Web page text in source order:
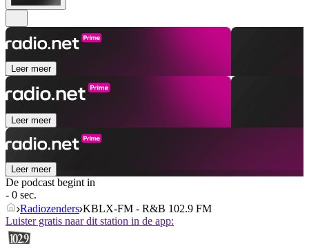
Leer meer
Leer meer
Leer meer
De podcast begint in
- 0 sec.
Radiozenders KBLX-FM - R&B 102.9 FM
Luister gratis naar dit station in de app: